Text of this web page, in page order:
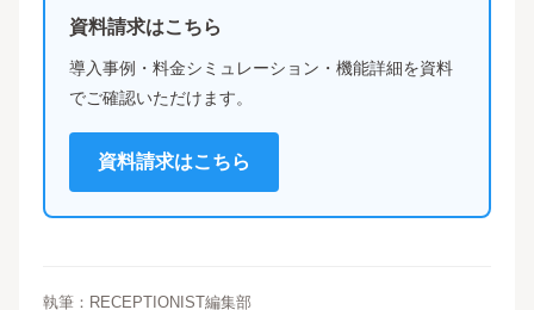
資料請求はこちら
導入事例・料金シミュレーション・機能詳細を資料
でご確認いただけます。
資料請求はこちら
執筆： RECEPTIONIST編集部